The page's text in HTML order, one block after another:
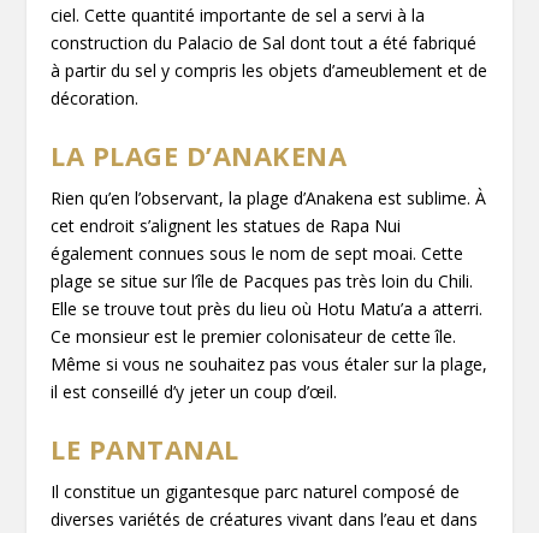
ciel. Cette quantité importante de sel a servi à la
construction du Palacio de Sal dont tout a été fabriqué
à partir du sel y compris les objets d’ameublement et de
décoration.
LA PLAGE D’ANAKENA
Rien qu’en l’observant, la plage d’Anakena est sublime. À
cet endroit s’alignent les statues de Rapa Nui
également connues sous le nom de sept moai. Cette
plage se situe sur l’île de Pacques pas très loin du Chili.
Elle se trouve tout près du lieu où Hotu Matu’a a atterri.
Ce monsieur est le premier colonisateur de cette île.
Même si vous ne souhaitez pas vous étaler sur la plage,
il est conseillé d’y jeter un coup d’œil.
LE PANTANAL
Il constitue un gigantesque parc naturel composé de
diverses variétés de créatures vivant dans l’eau et dans